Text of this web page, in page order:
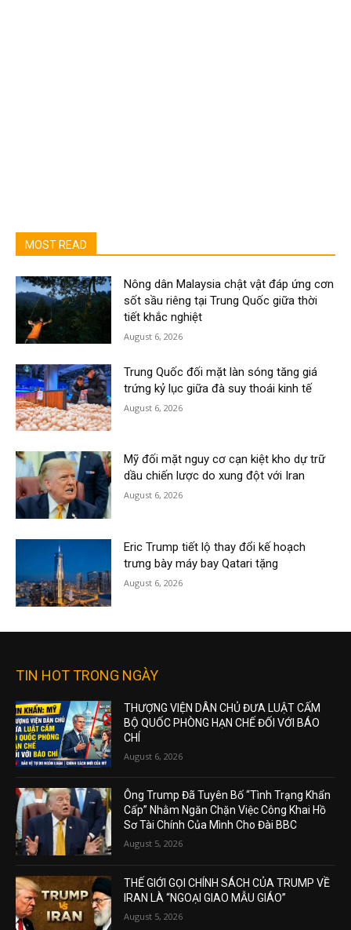
MOST READ
Nông dân Malaysia chật vật đáp ứng cơn
sốt sầu riêng tại Trung Quốc giữa thời
tiết khắc nghiệt
August 6, 2026
Trung Quốc đối mặt làn sóng tăng giá
trứng kỷ lục giữa đà suy thoái kinh tế
August 6, 2026
Mỹ đối mặt nguy cơ cạn kiệt kho dự trữ
dầu chiến lược do xung đột với Iran
August 6, 2026
Eric Trump tiết lộ thay đổi kế hoạch
trưng bày máy bay Qatari tặng
August 6, 2026
TIN HOT TRONG NGÀY
THƯỢNG VIỆN DÂN CHỦ ĐƯA LUẬT CẤM
BỘ QUỐC PHÒNG HẠN CHẾ ĐỐI VỚI BÁO
CHÍ
August 6, 2026
Ông Trump Đã Tuyên Bố “Tình Trạng Khẩn
Cấp” Nhằm Ngăn Chặn Việc Công Khai Hồ
Sơ Tài Chính Của Mình Cho Đài BBC
August 5, 2026
THẾ GIỚI GỌI CHÍNH SÁCH CỦA TRUMP VỀ
IRAN LÀ “NGOẠI GIAO MẪU GIÁO”
August 5, 2026